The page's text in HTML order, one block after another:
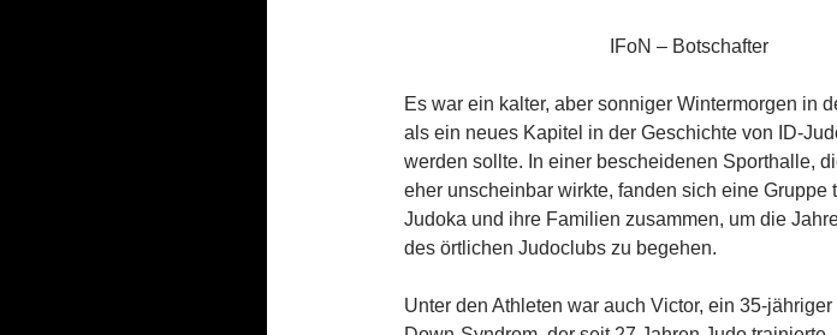
IFoN – Botschafter
Es war ein kalter, aber sonniger Wintermorgen in
als ein neues Kapitel in der Geschichte von ID-
werden sollte. In einer bescheidenen Sporthalle,
eher unscheinbar wirkte, fanden sich eine Gruppe
Judoka und ihre Familien zusammen, um die
des örtlichen Judoclubs zu begehen.
Unter den Athleten war auch Victor, ein 35-jähriger